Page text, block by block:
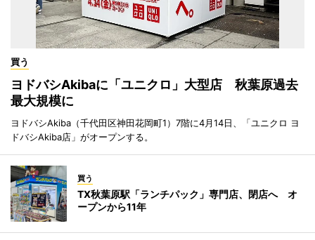
買う
ヨドバシAkibaに「ユニクロ」大型店 秋葉原過去
最大規模に
ヨドバシAkiba（千代田区神田花岡町1）7階に4月14日、「ユニクロ ヨ
ドバシAkiba店」がオープンする。
買う
TX秋葉原駅「ランチパック」専門店、閉店へ オ
ープンから11年